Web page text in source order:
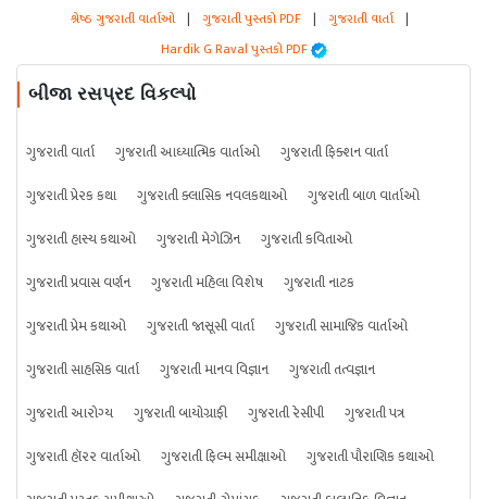
શ્રેષ્ઠ ગુજરાતી વાર્તાઓ | ગુજરાતી પુસ્તકો PDF | ગુજરાતી વાર્તા |
Hardik G Raval પુસ્તકો PDF
બીજા રસપ્રદ વિકલ્પો
ગુજરાતી વાર્તા ગુજરાતી આધ્યાત્મિક વાર્તાઓ
ગુજરાતી ફિક્શન વાર્તા
ગુજરાતી પ્રેરક કથા
ગુજરાતી ક્લાસિક નવલકથાઓ
ગુજરાતી બાળ વાર્તાઓ
ગુજરાતી હાસ્ય કથાઓ
ગુજરાતી મેગેઝિન
ગુજરાતી કવિતાઓ
ગુજરાતી પ્રવાસ વર્ણન
ગુજરાતી મહિલા વિશેષ
ગુજરાતી નાટક
ગુજરાતી પ્રેમ કથાઓ
ગુજરાતી જાસૂસી વાર્તા
ગુજરાતી સામાજિક વાર્તાઓ
ગુજરાતી સાહસિક વાર્તા
ગુજરાતી માનવ વિજ્ઞાન
ગુજરાતી તત્વજ્ઞાન
ગુજરાતી આરોગ્ય
ગુજરાતી બાયોગ્રાફી ગુજરાતી રેસીપી
ગુજરાતી પત્ર
ગુજરાતી હૉરર વાર્તાઓ
ગુજરાતી ફિલ્મ સમીક્ષાઓ
ગુજરાતી પૌરાણિક કથાઓ